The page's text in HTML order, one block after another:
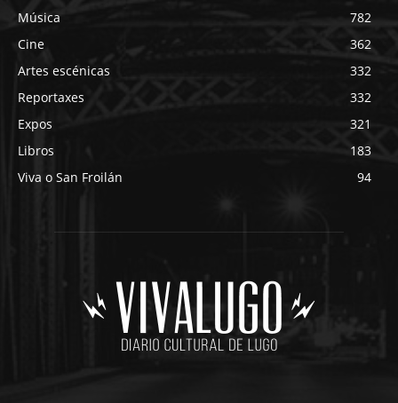
Música
782
Cine
362
Artes escénicas
332
Reportaxes
332
Expos
321
Libros
183
Viva o San Froilán
94